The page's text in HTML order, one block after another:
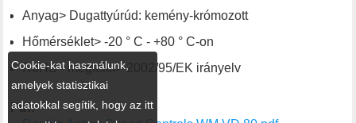
Anyag> Dugattyúrúd: kemény-krómozott
Hőmérséklet> -20 ° C - +80 ° C-on
RoHS - megfelel> 2002/95/EK irányelv
Pdf:
Cookie-kat használunk,
amelyek statisztikai
adatokkal segítik, hogy az itt